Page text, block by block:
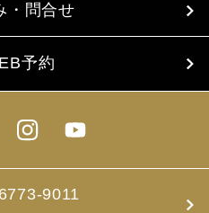
・問合せ
予約
9011